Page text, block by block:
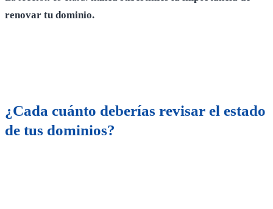
renovar tu dominio.
¿Cada cuánto deberías revisar el estado
de tus dominios?